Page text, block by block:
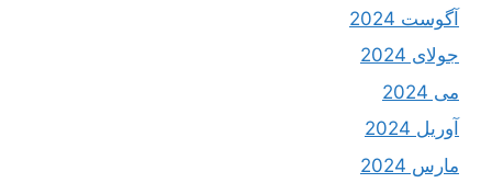
آگوست 2024
جولای 2024
می 2024
آوریل 2024
مارس 2024